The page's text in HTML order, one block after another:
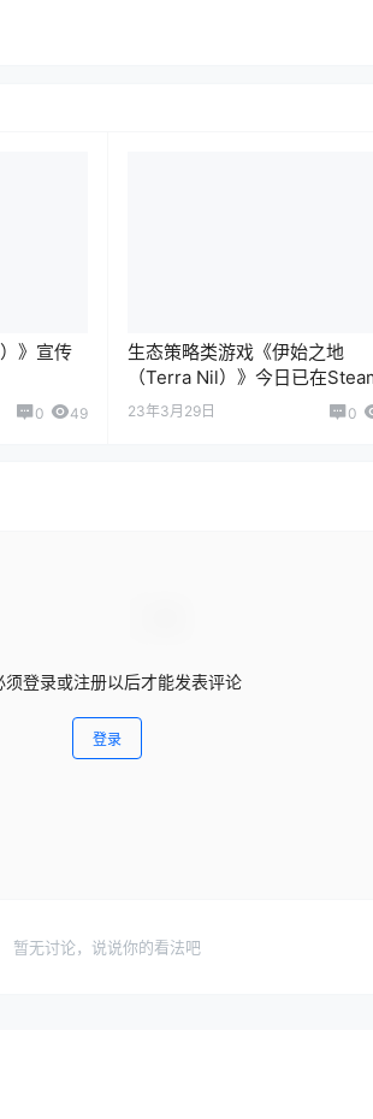
》宣传
0 49
生态策略类游戏《伊始之地
（Terra Nil）》今日已在
平台发售
23年3月29日 0
须登录或注册以后才能发表评论
登录
暂无讨论，说说你的看法吧